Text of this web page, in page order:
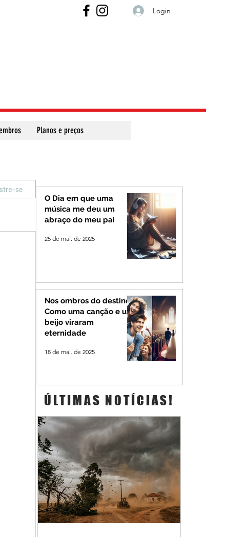
Login
Planos e preços
se
O Dia em que uma
música me deu um
abraço do meu pai
25 de mai. de 2025
Nos ombros do destino:
Como uma canção e um
beijo viraram
eternidade
18 de mai. de 2025
ÚLTIMAS NOTÍCIAS!